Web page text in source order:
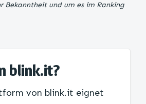
Bekanntheit und um es im Ranking
blink.it?
von blink.it eignet